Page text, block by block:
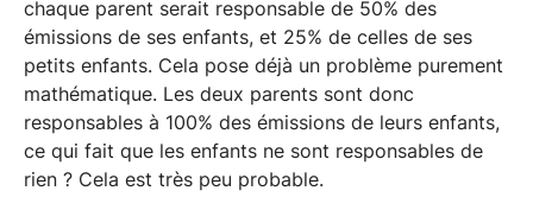
chaque parent serait responsable de 50% des
émissions de ses enfants, et 25% de celles de ses
petits enfants. Cela pose déjà un problème purement
mathématique. Les deux parents sont donc
responsables à 100% des émissions de leurs enfants,
ce qui fait que les enfants ne sont responsables de
rien ? Cela est très peu probable.